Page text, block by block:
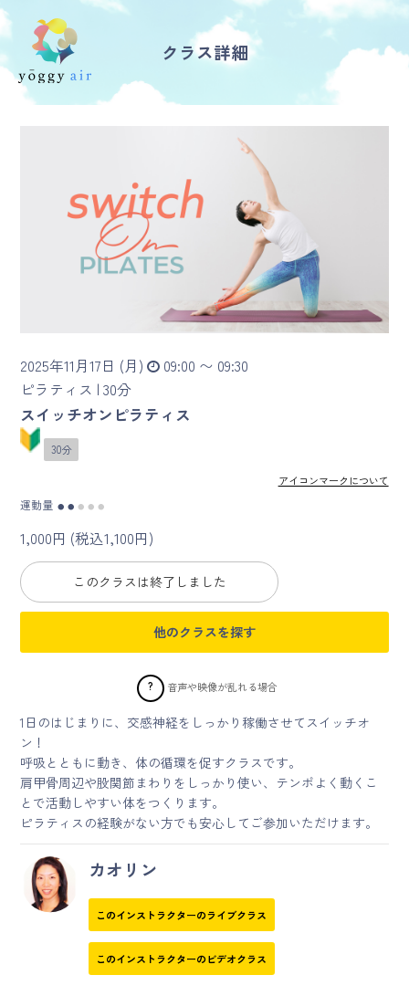
受講の流れ
インストラクター一覧
FAQ / お問い合わせ
yoggy mommy
マイページ
会員規約について
クラス参加にあたっての同意書
特定商取引にかかわる表示
プライバシーポリシー
クラス詳細
2025年11月17日 (月)
09:00 〜 09:30
ピラティス | 30分
スイッチオンピラティス
30分
アイコンマークについて
運動量 ● ● ● ● ●
1,000円 (税込1,100円)
このクラスは終了しました
他のクラスを探す
? 音声や映像が乱れる場合
1日のはじまりに、交感神経をしっかり稼働させてスイッチオ
ン！
呼吸とともに動き、体の循環を促すクラスです。
肩甲骨周辺や股関節まわりをしっかり使い、テンポよく動くこ
とで活動しやすい体をつくります。
ピラティスの経験がない方でも安心してご参加いただけます。
カオリン
このインストラクターのライブクラス
このインストラクターのビデオクラス